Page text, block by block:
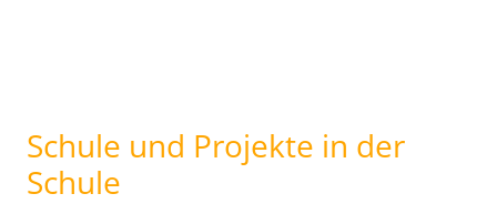
Schule und Projekte in der
Schule